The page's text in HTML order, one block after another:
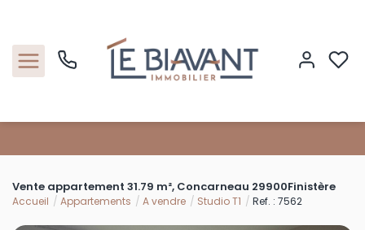
Nos biens
Vente appartement 31.79 m², Concarneau 29900Finistère
Accueil Appartements A vendre Studio T1 Ref. : 7562